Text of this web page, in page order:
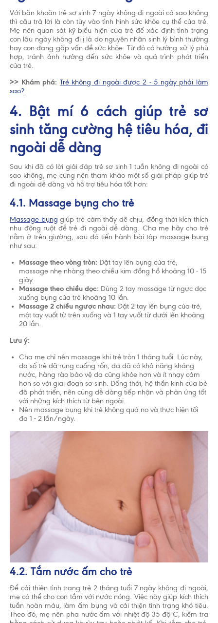
Với băn khoăn trẻ sơ sinh 7 ngày không đi ngoài có sao không
thì câu trả lời là còn tùy vào tình hình sức khỏe cụ thể của trẻ.
Mẹ nên quan sát kỹ biểu hiện của trẻ để xác định tình trạng
con lâu ngày không đi ị là do nguyên nhân sinh lý bình thường
hay con đang gặp vấn đề sức khỏe. Từ đó có hướng xử lý phù
hợp, tránh ảnh hưởng đến sức khỏe và quá trình phát triển
của trẻ.
>> Khám phá: Trẻ không đi ngoài được 2 - 5 ngày phải làm
sao?
4. Bật mí 6 cách giúp trẻ sơ
sinh tăng cường hệ tiêu hóa, đi
ngoài dễ dàng
Sau khi đã có lời giải đáp trẻ sơ sinh 1 tuần không đi ngoài có
sao không, mẹ cũng nên tham khảo một số giải pháp giúp trẻ
đi ngoài dễ dàng và hỗ trợ tiêu hóa tốt hơn:
4.1. Massage bụng cho trẻ
Massage bụng giúp trẻ cảm thấy dễ chịu, đồng thời kích thích
nhu động ruột để trẻ đi ngoài dễ dàng. Cha mẹ hãy cho trẻ
nằm ở trên giường, sau đó tiến hành bài tập massage bụng
như sau:
Massage theo vòng tròn: Đặt tay lên bụng của trẻ,
massage nhẹ nhàng theo chiều kim đồng hồ khoảng 10 - 15
giây.
Massage theo chiều dọc: Dùng 2 tay massage từ ngực dọc
xuống bụng của trẻ khoảng 10 lần.
Massage 2 chiều ngược nhau: Đặt 2 tay lên bụng của trẻ,
một tay vuốt từ trên xuống và 1 tay vuốt từ dưới lên khoảng
20 lần.
Lưu ý:
Cha mẹ chỉ nên massage khi trẻ tròn 1 tháng tuổi. Lúc này,
đa số trẻ đã rụng cuống rốn, da đã có khả năng kháng
nước, hàng rào bảo vệ da cũng khỏe hơn và ít nhạy cảm
hơn so với giai đoạn sơ sinh. Đồng thời, hệ thần kinh của bé
đã phát triển, nên cũng dễ dàng tiếp nhận và phản ứng tốt
với những kích thích từ bên ngoài.
Nên massage bụng khi trẻ không quá no và thực hiện tối
đa 1 - 2 lần/ngày.
4.2. Tắm nước ấm cho trẻ
Để cải thiện tình trạng trẻ 2 tháng tuổi 7 ngày không đi ngoài,
mẹ có thể cho con tắm với nước nóng. Việc này giúp kích thích
tuần hoàn máu, làm ấm bụng và cải thiện tình trạng khó tiêu.
Theo đó, mẹ nên pha nước ấm với nhiệt độ 35 độ C, kiểm tra